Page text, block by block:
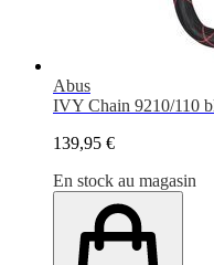
Abus
IVY Chain 9210/110
139,95 €
En stock au magasin